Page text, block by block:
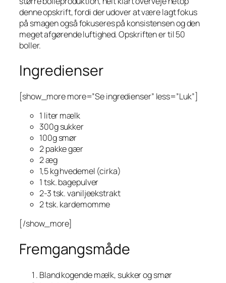
denne opskrift, fordi der udover at være lagt fokus
på smagen også fokuseres på konsistensen og den
meget afgørende luftighed. Opskriften er til 50
boller.
Ingredienser
[show_more more=”Se ingredienser” less=”Luk”]
1 liter mælk
300g sukker
100g smør
2 pakke gær
2 æg
1,5 kg hvedemel (cirka)
1 tsk. bagepulver
2-3 tsk. vaniljeekstrakt
2 tsk. kardemomme
[/show_more]
Fremgangsmåde
Bland kogende mælk, sukker og smør